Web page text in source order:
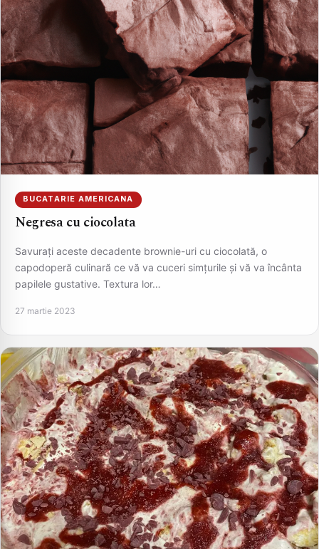
BUCATARIE AMERICANA
Negresa cu ciocolata
Savurați aceste decadente brownie-uri cu ciocolată, o
capodoperă culinară ce vă va cuceri simțurile și vă va încânta
papilele gustative. Textura lor…
27 martie 2023